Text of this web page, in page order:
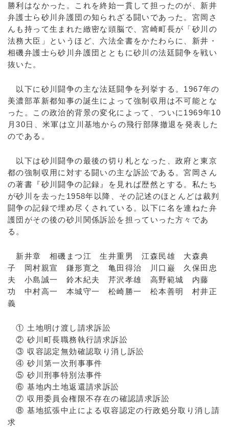
勝利はなかった。これを終始一貫して担ったのが、新井
弁護士ら砂川弁護団の知られざる闘いであった。宮岡さ
んも持って生まれた緻密な頭脳で、宮崎町長が「砂川の
法務大臣」というほど、六法全書をかたわらに、新井・
相磯弁護士ら砂川弁護団とともに砂川の法廷闘争を戦い
抜いた。
以下に砂川闘争の主な法廷闘争を列挙する。1967年の
美濃部革新都知事の誕生によって強制収用は不可能とな
った。この政治的背景の変化によって、ついに1969年10
月30日、米軍は立川基地からの飛行部隊撤退を発表した
のである。
以下は砂川闘争の最後の切り札となった、政府と東京
都の強制収用に対する闘いの主な訴訟である。宮岡さん
の著書『砂川闘争の記録』を見れば歴然とする。私たち
が砂川を去った1958年以降、その記述のほとんどは裁判
闘争の記録で埋め尽くされている。以下に名を連ねた弁
護団がその後の砂川関係訴訟を担っていった方々であ
る。
新井章 相磯まつ江 生井重男 江森民雄 大森典
子 岡村親宣 鎌形寛之 亀田得治 川口巌 久保田忠
夫 小島誠一 鈴木紀夫 芹沢孝雄 高野範城 内藤
功 中村高一 本城守一 松崎勝一 松本善明 村井正
義
① 土地明け渡し請求訴訟
② 砂川町長職務執行請求訴訟
③ 収容認定無効確認取り消し訴訟
④ 砂川第一次刑事事件
⑤ 砂川刑事特別法事件
⑥ 基地内土地返還請求訴訟
⑦ 収用委員会権限不存在の確認請求訴訟
⑧ 基地拡張中止による収容認定の行政処分取り消し請
求